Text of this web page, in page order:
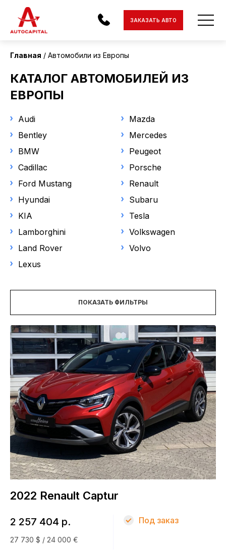
ЭЛЕКТРОМОБИЛИ
ДОСТАВКА
О КОМПАНИИ
ОТЗЫВЫ
ЗАКАЗАТЬ АВТО
Главная Автомобили из Европы
КАТАЛОГ АВТОМОБИЛЕЙ ИЗ
ЕВРОПЫ
Audi
Bentley
BMW
Cadillac
Ford Mustang
Hyundai
KIA
Lamborghini
Land Rover
Lexus
Mazda
Mercedes
Peugeot
Porsche
Renault
Subaru
Tesla
Volkswagen
Volvo
ПОКАЗАТЬ ФИЛЬТРЫ
Страна поставки
С пробегом
Статус
Под заказ
Renault
Выберите модель
Цена
Год выпуска
от до
Пробег
Объем двигателя
Топливо
Бензин
Автомат
2022 Renault Captur
2 257 404 р.
27 730 $ / 24 000 €
Под заказ